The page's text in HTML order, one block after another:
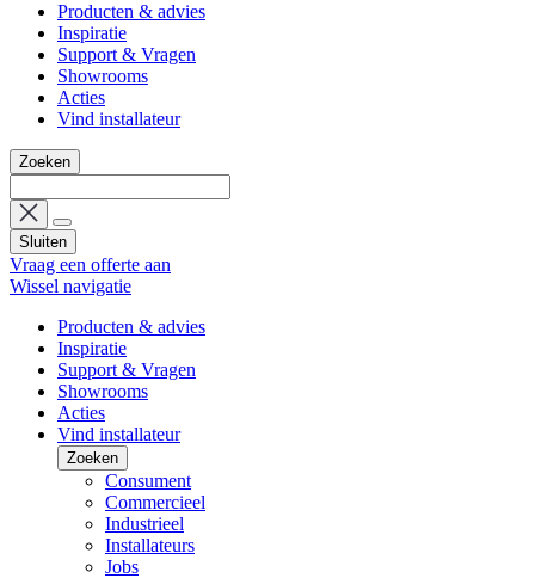
Producten & advies
Inspiratie
Support & Vragen
Showrooms
Acties
Vind installateur
Zoeken
Sluiten
Vraag een offerte aan
Wissel navigatie
Producten & advies
Inspiratie
Support & Vragen
Showrooms
Acties
Vind installateur
Zoeken
Consument
Commercieel
Industrieel
Installateurs
Jobs